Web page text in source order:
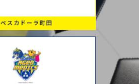
ペスカドーラ町田